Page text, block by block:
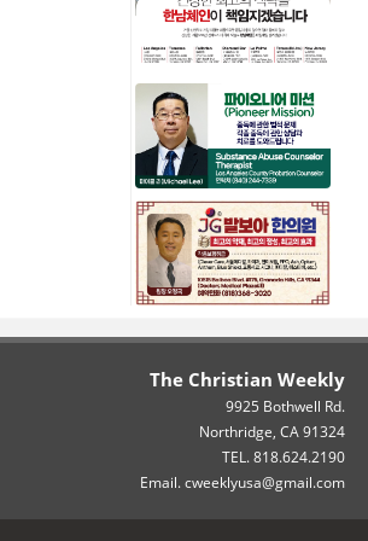
The Christian Weekly
9925 Bothwell Rd.
Northridge, CA 91324
TEL. 818.624.2190
Email. cweeklyusa@gmail.com